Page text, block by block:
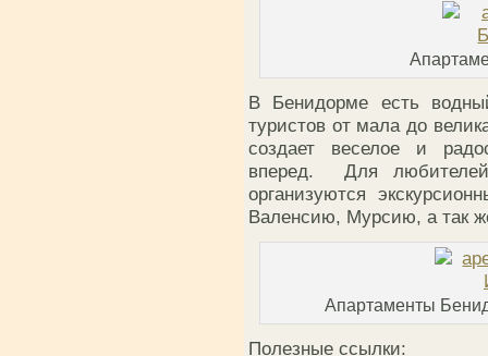
В Бенидорме есть
туристов от мала до
создает веселое и
вперед. Для любителей
организуются
Валенсию, Мурсию, а так
Апартаменты
Полезные ссылки: